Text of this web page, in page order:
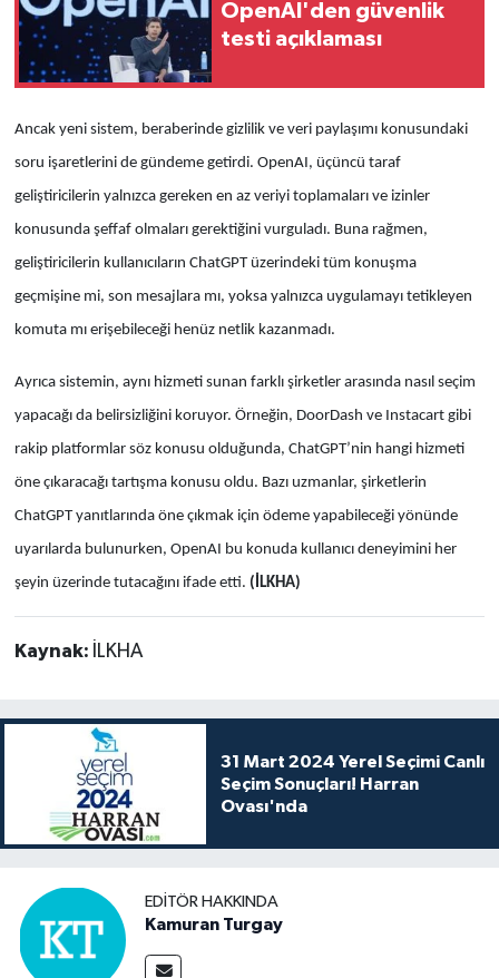
OpenAI'den güvenlik
testi açıklaması
Ancak yeni sistem, beraberinde gizlilik ve veri paylaşımı konusundaki
soru işaretlerini de gündeme getirdi. OpenAI, üçüncü taraf
geliştiricilerin yalnızca gereken en az veriyi toplamaları ve izinler
konusunda şeffaf olmaları gerektiğini vurguladı. Buna rağmen,
geliştiricilerin kullanıcıların ChatGPT üzerindeki tüm konuşma
geçmişine mi, son mesajlara mı, yoksa yalnızca uygulamayı tetikleyen
komuta mı erişebileceği henüz netlik kazanmadı.
Ayrıca sistemin, aynı hizmeti sunan farklı şirketler arasında nasıl seçim
yapacağı da belirsizliğini koruyor. Örneğin, DoorDash ve Instacart gibi
rakip platformlar söz konusu olduğunda, ChatGPT’nin hangi hizmeti
öne çıkaracağı tartışma konusu oldu. Bazı uzmanlar, şirketlerin
ChatGPT yanıtlarında öne çıkmak için ödeme yapabileceği yönünde
uyarılarda bulunurken, OpenAI bu konuda kullanıcı deneyimini her
şeyin üzerinde tutacağını ifade etti. (İLKHA)
Kaynak: İLKHA
31 Mart 2024 Yerel Seçimi Canlı
Seçim Sonuçları! Harran
Ovası'nda
EDITÖR HAKKINDA
Kamuran Turgay